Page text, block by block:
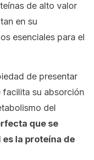
de alto valor
en su
esenciales para el
de presentar
su absorción
del
que se
es la proteína de